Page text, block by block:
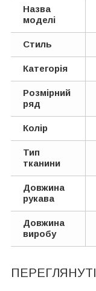
Назва
моделі
Стиль
Категорія
Розмірний
ряд
Колір
Тип
тканини
Довжина
рукава
Довжина
виробу
ПЕРЕГЛЯНУТІ